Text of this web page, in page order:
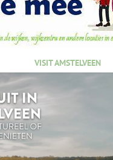
VISIT AMSTELVEEN